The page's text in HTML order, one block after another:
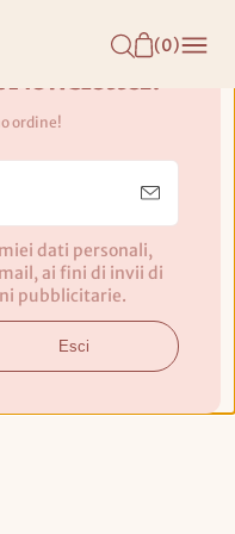
(0)
Power Gift
ordine!
dati personali,
ai fini di invii di
pubblicitarie.
Esci